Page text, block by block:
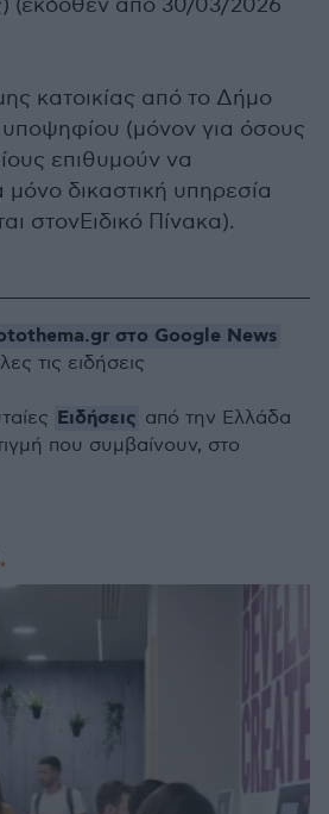
(εκδοθέν από 30/03/2026
κατοικίας από το Δήμο
υποψηφίου (μόνον για όσους
επιθυμούν να
μόνο δικαστική υπηρεσία
στονΕιδικό Πίνακα).
στο Google News
τις ειδήσεις
Ειδήσεις από την Ελλάδα
που συμβαίνουν, στο